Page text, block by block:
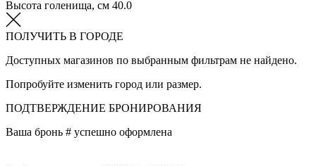
Высота голенища, см 40.0
ПОЛУЧИТЬ В ГОРОДЕ
Доступных магазинов по выбранным фильтрам не найдено.
Попробуйте изменить город или размер.
ПОДТВЕРЖДЕНИЕ БРОНИРОВАНИЯ
Ваша бронь # успешно оформлена